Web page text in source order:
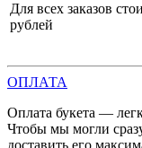
Для всех заказов
рублей
ОПЛАТА
Оплата букета —
Чтобы мы могли